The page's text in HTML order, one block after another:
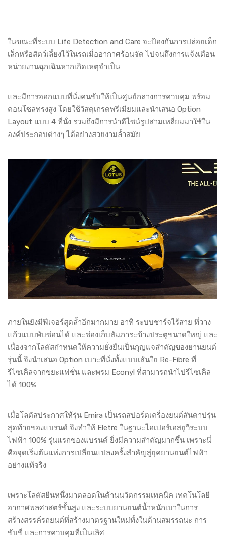
ในขณะที่ระบบ Life Detection and Care จะป้องกันการปล่อยเด็ก
เล็กหรือสัตว์เลี้ยงไว้ในรถเมื่ออากาศร้อนจัด ไปจนถึงการแจ้งเตือน
หน่วยงานฉุกเฉินหากเกิดเหตุจำเป็น
และมีการออกแบบที่นั่งคนขับให้เป็นศูนย์กลางการควบคุม พร้อม
คอนโซลทรงสูง โดยใช้วัสดุเกรดพรีเมียมและนำเสนอ Option
Layout แบบ 4 ที่นั่ง รวมถึงมีการนำดีไซน์รูปสามเหลี่ยมมาใช้ใน
องค์ประกอบต่างๆ ได้อย่างสวยงามล้ำสมัย
ภายในยังมีฟีเจอร์สุดล้ำอีกมากมาย อาทิ ระบบชาร์จไร้สาย ที่วาง
แก้วแบบพับซ่อนได้ และช่องเก็บสัมภาระข้างประตูขนาดใหญ่ และ
เนื่องจากโลตัสกำหนดให้ความยั่งยืนเป็นกุญแจสำคัญของยานยนต์
รุ่นนี้ จึงนำเสนอ Option เบาะที่นั่งทั้งแบบเส้นใย Re-Fibre ที่
รีไซเคิลจากขยะแฟชั่น และพรม Econyl ที่สามารถนำไปรีไซเคิล
ได้ 100%
เมื่อโลตัสประกาศให้รุ่น Emira เป็นรถสปอร์ตเครื่องยนต์สันดาปรุ่น
สุดท้ายของแบรนด์ จึงทำให้ Eletre ในฐานะไฮเปอร์เอสยูวีระบบ
ไฟฟ้า 100% รุ่นแรกของแบรนด์ ยิ่งมีความสำคัญมากขึ้น เพราะนี่
คือจุดเริ่มต้นแห่งการเปลี่ยนแปลงครั้งสำคัญสู่ยุคยานยนต์ไฟฟ้า
อย่างแท้จริง
เพราะโลตัสยืนหนึ่งมาตลอดในด้านนวัตกรรมเทคนิค เทคโนโลยี
อากาศพลศาสตร์ขั้นสูง และระบบยานยนต์น้ำหนักเบาในการ
สร้างสรรค์รถยนต์ที่สร้างมาตรฐานใหม่ทั้งในด้านสมรรถนะ การ
ขับขี่ และการควบคุมที่เป็นเลิศ